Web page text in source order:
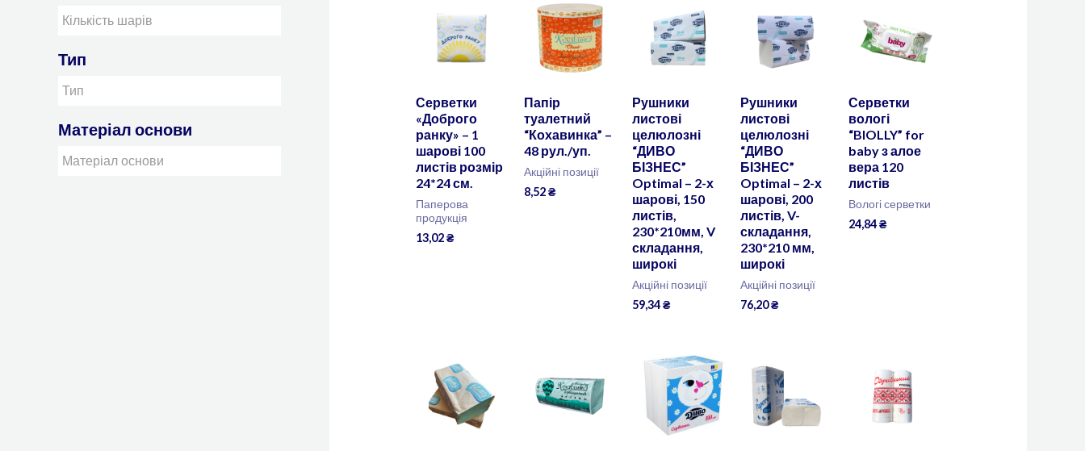
Тип
Матеріал основи
Серветки
«Доброго
ранку» – 1
шарові 100
листів розмір
24*24 см.
Паперова
продукція
13,02₴
Папір
туалетний
“Кохавинка” –
48 рул./уп.
Акційні позиції
8,52₴
Рушники
листові
целюлозні
“ДИВО
БІЗНЕС”
Optimal – 2-х
шарові, 150
листів,
230*210мм, V
складання,
широкі
Акційні позиції
59,34₴
Рушники
листові
целюлозні
“ДИВО
БІЗНЕС”
Optimal – 2-х
шарові, 200
листів, V-
складання,
230*210 мм,
широкі
Акційні позиції
76,20₴
Серветки
вологі
“BIOLLY” for
baby з алое
вера 120
листів
Вологі серветки
24,84₴